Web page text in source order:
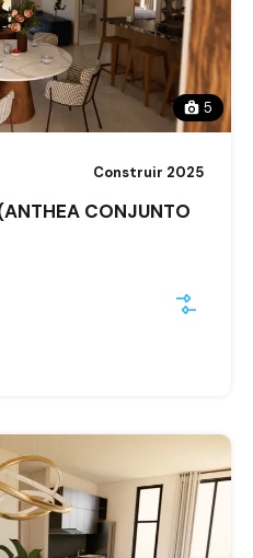
5
Construir 2025
CONJUNTO